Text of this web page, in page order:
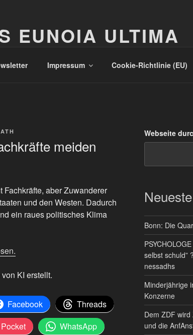
EUNOIA ULTIMA
Impressum Cookie-Richtlinie (EU)
meiden
aber Zuwanderer
und den Westen. Dadurch
ein raues politisches Klima
KI erstellt.
Facebook
Threads
Pocket
WhatsApp
Webseite
Bonn: Die
selbst schuld”
nessadhs
Minderjährige
Konzerne
Dem ZDF
und die